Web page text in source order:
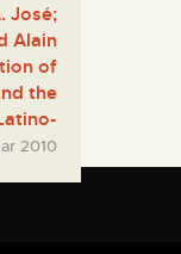
José;
Alain
of
the
2010